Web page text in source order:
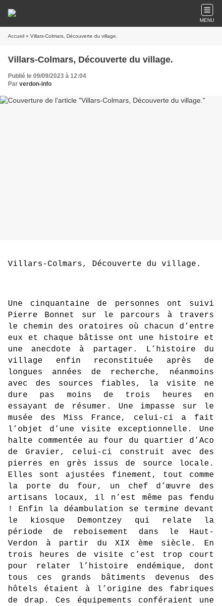
MENU
Accueil » Villars-Colmars, Découverte du village.
Villars-Colmars, Découverte du village.
Publié le 09/09/2023 à 12:04
Par verdon-info
Villars-Colmars, Découverte du village.
Une cinquantaine de personnes ont suivi
Pierre Bonnet sur le parcours à travers
le chemin des oratoires où chacun d’entre
eux et chaque bâtisse ont une histoire et
une anecdote à partager. L’histoire du
village enfin reconstituée après de
longues années de recherche, néanmoins
avec des sources fiables, la visite ne
dure pas moins de trois heures en
essayant de résumer. Une impasse sur le
musée des Miss France, celui-ci a fait
l’objet d’une visite exceptionnelle. Une
halte commentée au four du quartier d’Aco
de Gravier, celui-ci construit avec des
pierres en grès issus de source locale.
Elles sont ajustées finement, tout comme
la porte du four, un chef d’œuvre des
artisans locaux, il n’est même pas fendu
! Enfin la déambulation se termine devant
le kiosque Demontzey qui relate la
période de reboisement dans le Haut-
Verdon à partir du XIX ème siècle. En
trois heures de visite c’est trop court
pour relater l’histoire endémique, dont
tous ces grands bâtiments devenus des
hôtels étaient à l’origine des fabriques
de drap. Ces équipements conféraient une